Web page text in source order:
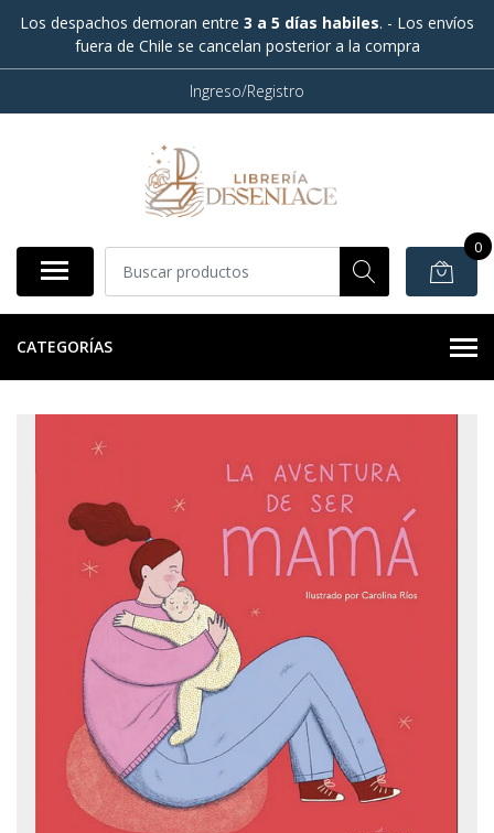
Los despachos demoran entre 3 a 5 días habiles. - Los envíos
fuera de Chile se cancelan posterior a la compra
Ingreso/Registro
0
CATEGORÍAS